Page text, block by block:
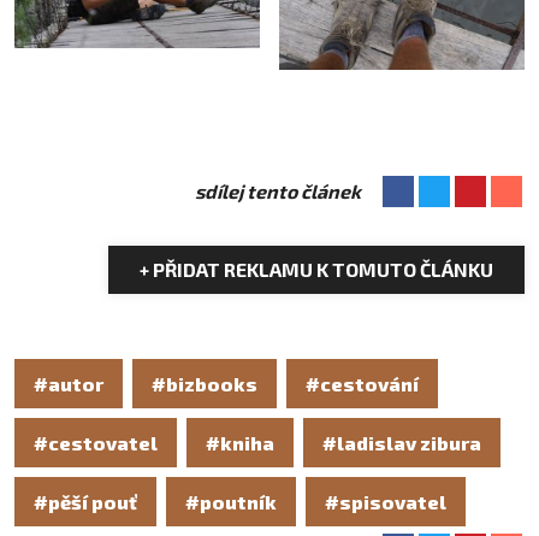
sdílej tento článek
+ PŘIDAT REKLAMU K TOMUTO ČLÁNKU
#autor #bizbooks #cestování
#cestovatel #kniha #ladislav zibura
#pěší pouť #poutník #spisovatel